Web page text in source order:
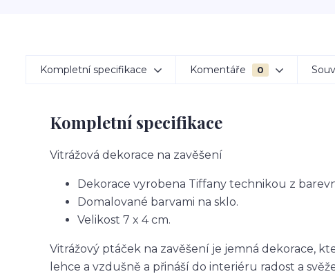
Kompletní specifikace Komentáře 0
Kompletní specifikace
Vitrážová dekorace na zavěšení
Dekorace vyrobena Tiffany technikou z
Domalované barvami na sklo.
Velikost 7 x 4 cm.
Vitrážový ptáček na zavěšení je jemná dekorace,
lehce a vzdušně a přináší do interiéru radost a